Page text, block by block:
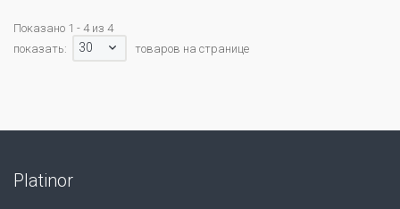
Показано 1 - 4 из 4
показать:
30 товаров на странице
Platinor